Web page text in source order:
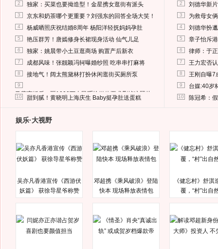
2 独家：买菜也要拗造型！金星携女逛街有派头
3 京东和奶茶哪个更重要？刘强东的回答全场大笑！
4 杨威晒照庆祝结婚8周年 杨阳洋轻抚妈妈孕肚
5 艳压群芳！唐嫣修身长裙现身活动 仙气儿足
6 独家：姚晨带小土豆逛商场 购置产后新衣
7 成都风味！张靓颖冯轲曝婚纱照 吃串串打麻将
8 接地气！阔太熊黛林打扮休闲逛街买厕所泵
9
马蓉离婚后，砸1000万人民币给媒体要求删掉这照片
10 甜到腻！黄晓明上海庆生 Baby挺孕肚送蛋糕
2 刘德华新
3 为救母女
4 刘德华扮
5 章子怡斥
6 律师：于
7 王力宏否
8 王刚自曝7
9 台媒:40岁
10 陈冠希：
娱乐·大视野
吴亦凡香港宣传《西游伏
妖篇》 获徐导星爷称赞
邓超携《乘风破浪》登陆
快本 现场释放表情包
《健忘村》舒淇
覆，“村”出自